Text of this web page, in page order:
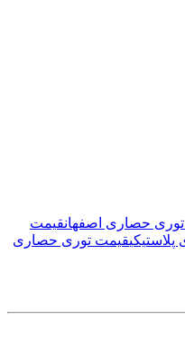
حصاری اصفهانقیمت
قیمت توری حصاری